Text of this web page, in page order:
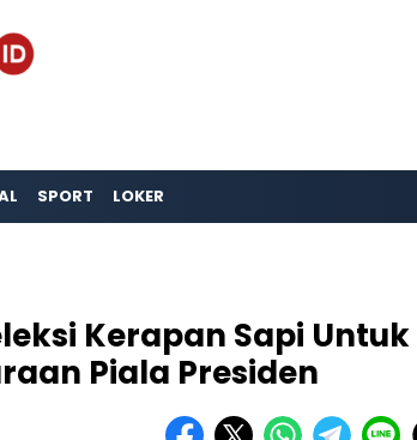
SPORT LOKER
Kerapan Sapi Untuk
Piala Presiden